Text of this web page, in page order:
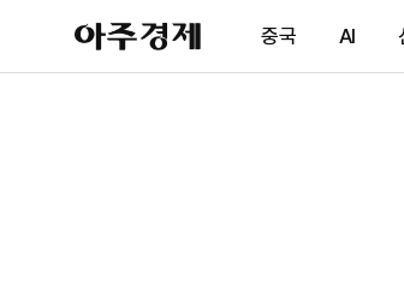
아
주
제
중국 AI